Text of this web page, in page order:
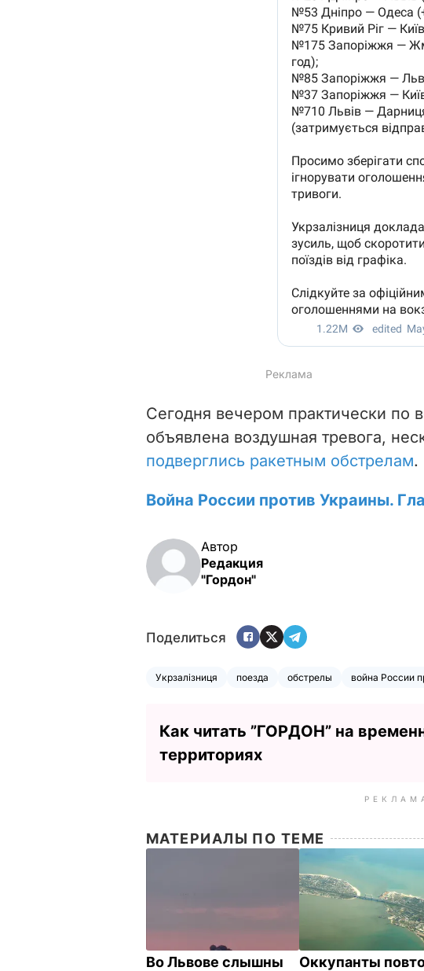
Сегодня вечером практически по
объявлена воздушная тревога,
подверглись ракетным обстрелам.
Война России против Украины.
Автор
Редакция
"Гордон"
Поделиться
Укрзалізниця поезда обстрелы война России
Как читать ”ГОРДОН” на
территориях
МАТЕРИАЛЫ ПО ТЕМЕ
Во Львове слышны Оккупанты